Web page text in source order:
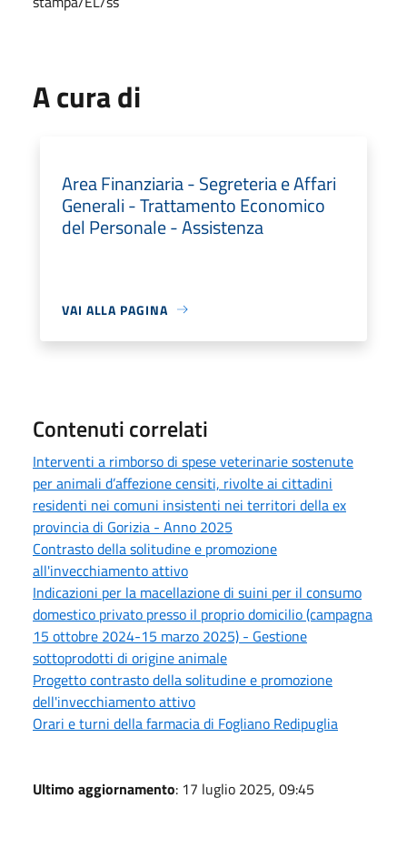
A cura di
Area Finanziaria - Segreteria e Affari
Generali - Trattamento Economico
del Personale - Assistenza
VAI ALLA PAGINA
Contenuti correlati
Interventi a rimborso di spese veterinarie sostenute
per animali d’affezione censiti, rivolte ai cittadini
residenti nei comuni insistenti nei territori della ex
provincia di Gorizia - Anno 2025
Contrasto della solitudine e promozione
all'invecchiamento attivo
Indicazioni per la macellazione di suini per il consumo
domestico privato presso il proprio domicilio (campagna
15 ottobre 2024-15 marzo 2025) - Gestione
sottoprodotti di origine animale
Progetto contrasto della solitudine e promozione
dell'invecchiamento attivo
Orari e turni della farmacia di Fogliano Redipuglia
Ultimo aggiornamento: 17 luglio 2025, 09:45